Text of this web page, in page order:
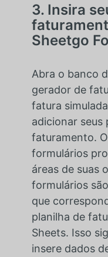
3. Insira
Sheetgo
Abra o banco
gerador de
fatura
adicionar seus
faturamento.
formulários
áreas de suas
formulários
que
planilha de
Sheets. Isso
insere dados